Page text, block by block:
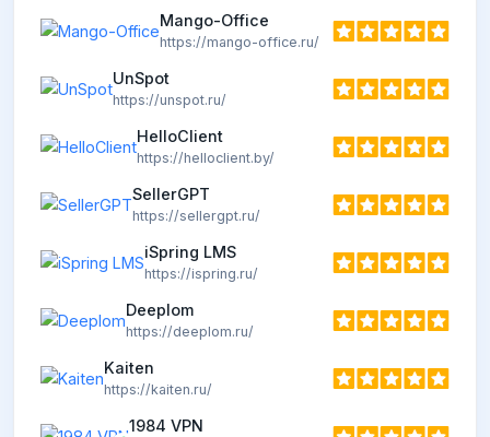
Mango-Office
https://mango-office.ru/
UnSpot
https://unspot.ru/
HelloClient
https://helloclient.by/
SellerGPT
https://sellergpt.ru/
iSpring LMS
https://ispring.ru/
Deeplom
https://deeplom.ru/
Kaiten
https://kaiten.ru/
1984 VPN